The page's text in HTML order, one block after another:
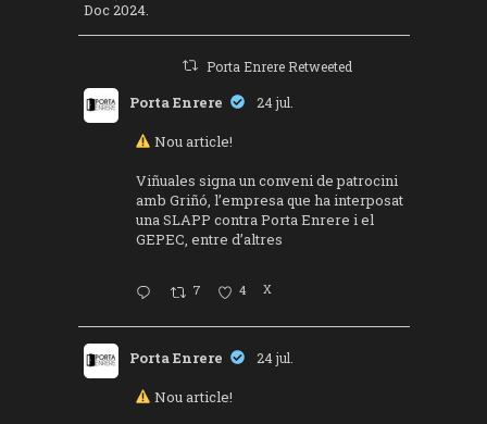
Doc 2024.
Porta Enrere Retweeted
Porta Enrere 24 jul.
Nou article!
Viñuales signa un conveni de patrocini
amb Griñó, l’empresa que ha interposat
una SLAPP contra Porta Enrere i el
GEPEC, entre d’altres
7 4 X
Porta Enrere 24 jul.
Nou article!